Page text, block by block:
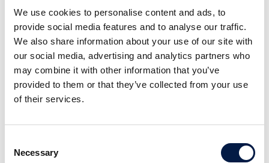
We use cookies to personalise content and ads, to
provide social media features and to analyse our traffic.
We also share information about your use of our site with
our social media, advertising and analytics partners who
may combine it with other information that you’ve
provided to them or that they’ve collected from your use
of their services.
Selection
Necessary
Analys GIAB, kv4 2024:
Positiv effekt av
sparprogram väntas